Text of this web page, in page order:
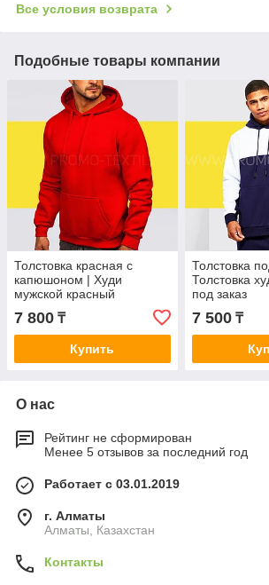
Все условия возврата
Подобные товары компании
Толстовка красная с
капюшоном | Худи
мужской красный
7 800 ₸
Купить
Толстовка
Толстовка
под заказ
7 500₸
О нас
Рейтинг не сформирован
Менее 5 отзывов за последний год
Работает с 03.01.2019
г. Алматы
Алматы, Казахстан
Контакты